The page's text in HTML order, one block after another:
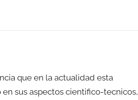
que en la actualidad esta
sus aspectos cientifico-tecnicos,